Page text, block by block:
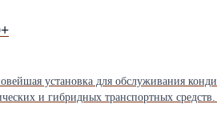
установка для обслуживания
и гибридных транспортных
бак 22 кг, сенсорное управление на современном промышленном